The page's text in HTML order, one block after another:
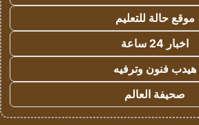
موقع حالة للتعليم
اخبار 24 ساعة
هيدب فنون وترفيه
صحيفة العالم